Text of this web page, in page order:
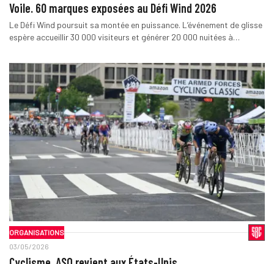
Voile. 60 marques exposées au Défi Wind 2026
Le Défi Wind poursuit sa montée en puissance. L’événement de glisse
espère accueillir 30 000 visiteurs et générer 20 000 nuitées à…
ORGANISATIONS
03/05/2026